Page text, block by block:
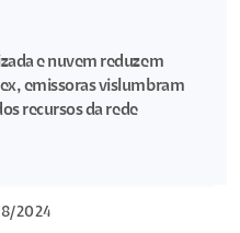
e nuvem reduzem
emissoras vislumbram
recursos da rede
2024